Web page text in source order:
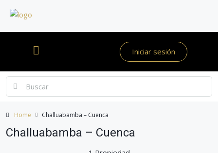
Iniciar sesión
Home Challuabamba – Cuenca
Challuabamba – Cuenca